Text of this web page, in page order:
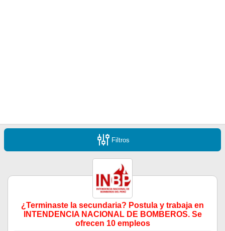
Filtros
¿Terminaste la secundaria? Postula y trabaja en
INTENDENCIA NACIONAL DE BOMBEROS. Se
ofrecen 10 empleos